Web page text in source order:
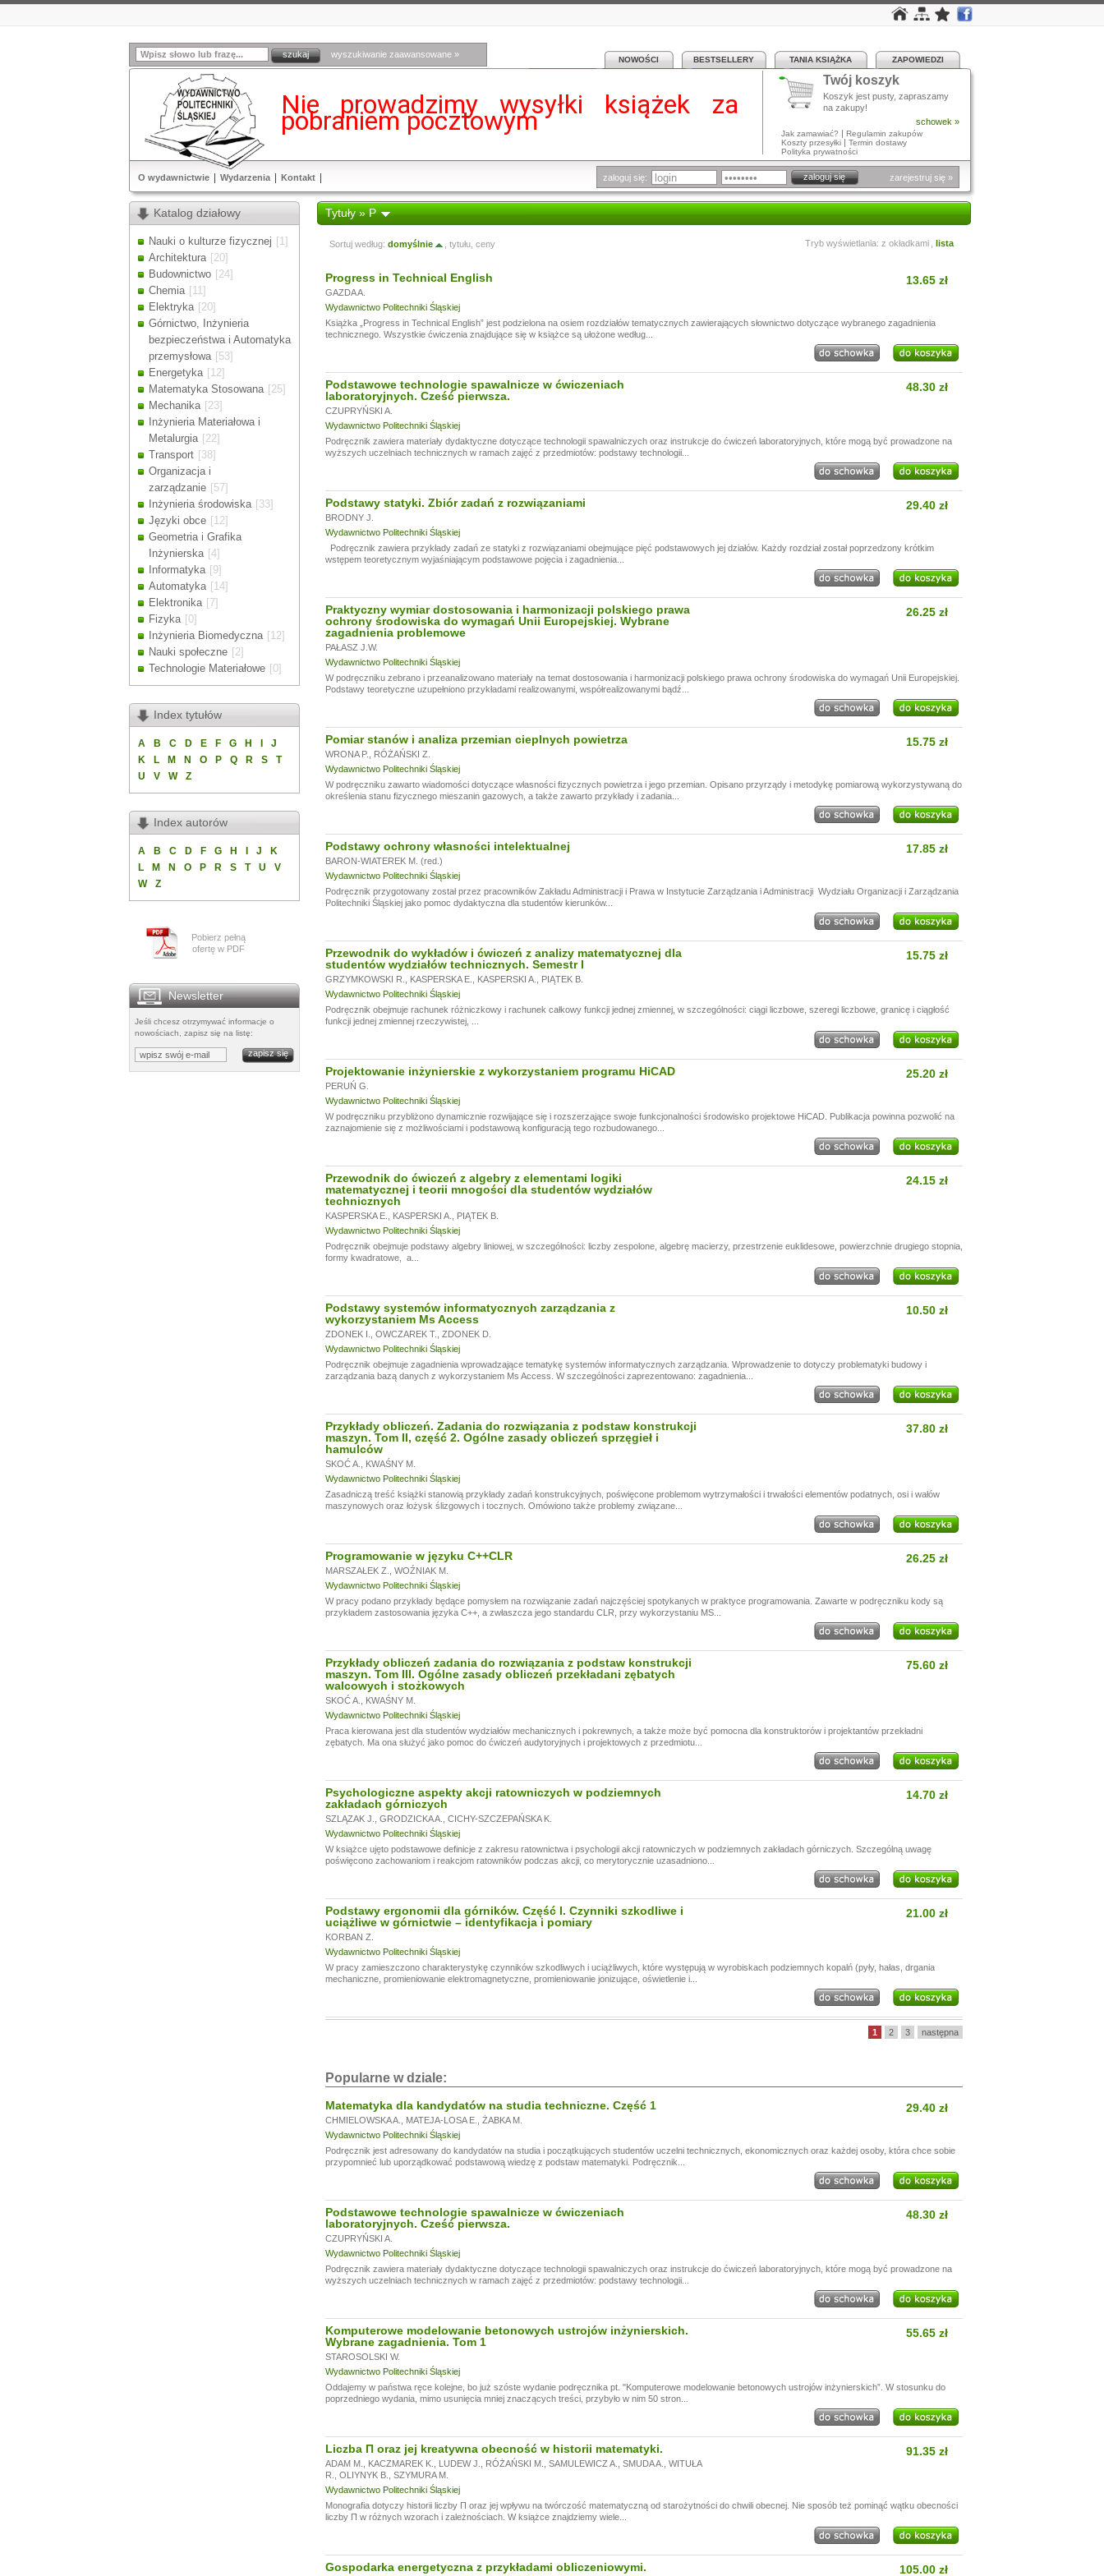
wyszukiwanie zaawansowane »
NOWOŚCI BESTSELLERY TANIA KSIĄŻKA ZAPOWIEDZI
Nie prowadzimy wysyłki książek za
pobraniem pocztowym
Drodzy Klienci!
Ze względu na przerwę wakacyjną, w dniach od
zamówienia mogą być realizowane z opóźnieniem.
Dziękujemy za wyrozumiałość.
Twój koszyk
Koszyk jest pusty, zapraszamy
na zakupy!
schowek »
Jak zamawiać? | Regulamin zakupów
Koszty przesyłki | Termin dostawy
Polityka prywatności
O wydawnictwie Wydarzenia Kontakt zaloguj się: zarejestruj się »
Katalog działowy
Nauki o kulturze fizycznej [1]
Architektura [20]
Budownictwo [24]
Chemia [11]
Elektryka [20]
Górnictwo, Inżynieria
bezpieczeństwa i Automatyka
przemysłowa [53]
Energetyka [12]
Matematyka Stosowana [25]
Mechanika [23]
Inżynieria Materiałowa i
Metalurgia [22]
Transport [38]
Organizacja i
zarządzanie [57]
Inżynieria środowiska [33]
Języki obce [12]
Geometria i Grafika
Inżynierska [4]
Informatyka [9]
Automatyka [14]
Elektronika [7]
Fizyka [0]
Inżynieria Biomedyczna [12]
Nauki społeczne [2]
Technologie Materiałowe [0]
Index tytułów
A B C D E F G H
J
K
L M N O P Q R S
T
U
V W Z
Index autorów
A B C D F G H J
K
L
M N O P R S T U
V
W
Z
Pobierz pełną
ofertę w PDF
Newsletter
Jeśli chcesz otrzymywać informacje o
nowościach, zapisz się na listę:
Tytuły » P
Sortuj według: domyślnie tytułu, ceny Tryb wyświetlania: z okładkami lista
Progress in Technical English
GAZDA A.
Wydawnictwo Politechniki Śląskiej
13.65 zł
Książka „Progress in Technical English” jest podzielona na osiem rozdziałów tematycznych zawierających słownictwo dotyczące wybranego zagadnienia
technicznego. Wszystkie ćwiczenia znajdujące się w książce są ułożone według...
Podstawowe technologie spawalnicze w ćwiczeniach
laboratoryjnych. Cześć pierwsza.
CZUPRYŃSKI A.
Wydawnictwo Politechniki Śląskiej
48.30 zł
Podręcznik zawiera materiały dydaktyczne dotyczące technologii spawalniczych oraz instrukcje do ćwiczeń laboratoryjnych, które mogą być prowadzone na
wyższych uczelniach technicznych w ramach zajęć z przedmiotów: podstawy technologii...
Podstawy statyki. Zbiór zadań z rozwiązaniami
BRODNY J.
Wydawnictwo Politechniki Śląskiej
29.40 zł
Podręcznik zawiera przykłady zadań ze statyki z rozwiązaniami obejmujące pięć podstawowych jej działów. Każdy rozdział został poprzedzony krótkim
wstępem teoretycznym wyjaśniającym podstawowe pojęcia i zagadnienia...
Praktyczny wymiar dostosowania i harmonizacji polskiego prawa
ochrony środowiska do wymagań Unii Europejskiej. Wybrane
zagadnienia problemowe
PAŁASZ J.W.
Wydawnictwo Politechniki Śląskiej
26.25 zł
W podręczniku zebrano i przeanalizowano materiały na temat dostosowania i harmonizacji polskiego prawa ochrony środowiska do wymagań Unii Europejskiej.
Podstawy teoretyczne uzupełniono przykładami realizowanymi, współrealizowanymi bądź...
Pomiar stanów i analiza przemian cieplnych powietrza
WRONA P.
RÓŻAŃSKI Z.
Wydawnictwo Politechniki Śląskiej
15.75 zł
W podręczniku zawarto wiadomości dotyczące własności fizycznych powietrza i jego przemian. Opisano przyrządy i metodykę pomiarową wykorzystywaną do
określenia stanu fizycznego mieszanin gazowych, a także zawarto przykłady i zadania...
Podstawy ochrony własności intelektualnej
BARON-WIATEREK M. (red.)
Wydawnictwo Politechniki Śląskiej
17.85 zł
Podręcznik przygotowany został przez pracowników Zakładu Administracji i Prawa w Instytucie Zarządzania i Administracji Wydziału Organizacji i Zarządzania
Politechniki Śląskiej jako pomoc dydaktyczna dla studentów kierunków...
Przewodnik do wykładów i ćwiczeń z analizy matematycznej dla
studentów wydziałów technicznych. Semestr I
GRZYMKOWSKI R. KASPERSKA E. KASPERSKI A.
PIĄTEK B.
Wydawnictwo Politechniki Śląskiej
15.75 zł
Podręcznik obejmuje rachunek różniczkowy i rachunek całkowy funkcji jednej zmiennej, w szczególności: ciągi liczbowe, szeregi liczbowe, granicę i ciągłość
funkcji jednej zmiennej rzeczywistej, ...
Projektowanie inżynierskie z wykorzystaniem programu HiCAD
PERUŃ G.
Wydawnictwo Politechniki Śląskiej
25.20 zł
W podręczniku przybliżono dynamicznie rozwijające się i rozszerzające swoje funkcjonalności środowisko projektowe HiCAD. Publikacja powinna pozwolić na
zaznajomienie się z możliwościami i podstawową konfiguracją tego rozbudowanego...
Przewodnik do ćwiczeń z algebry z elementami logiki
matematycznej i teorii mnogości dla studentów wydziałów
technicznych
KASPERSKA E. KASPERSKI A.
PIĄTEK B.
Wydawnictwo Politechniki Śląskiej
24.15 zł
Podręcznik obejmuje podstawy algebry liniowej, w szczególności: liczby zespolone, algebrę macierzy, przestrzenie euklidesowe, powierzchnie drugiego stopnia,
formy kwadratowe, a...
Podstawy systemów informatycznych zarządzania z
wykorzystaniem Ms Access
ZDONEK I. OWCZAREK T.
ZDONEK D.
Wydawnictwo Politechniki Śląskiej
10.50 zł
Podręcznik obejmuje zagadnienia wprowadzające tematykę systemów informatycznych zarządzania. Wprowadzenie to dotyczy problematyki budowy i
zarządzania bazą danych z wykorzystaniem Ms Access. W szczególności zaprezentowano: zagadnienia...
Przykłady obliczeń. Zadania do rozwiązania z podstaw konstrukcji
maszyn. Tom II, część 2. Ogólne zasady obliczeń sprzęgieł i
hamulców
SKOĆ A.
KWAŚNY M.
Wydawnictwo Politechniki Śląskiej
37.80 zł
Zasadniczą treść książki stanowią przykłady zadań konstrukcyjnych, poświęcone problemom wytrzymałości i trwałości elementów podatnych, osi i wałów
maszynowych oraz łożysk ślizgowych i tocznych. Omówiono także problemy związane...
Programowanie w języku C++CLR
MARSZAŁEK Z.
WOŹNIAK M.
Wydawnictwo Politechniki Śląskiej
26.25 zł
W pracy podano przykłady będące pomysłem na rozwiązanie zadań najczęściej spotykanych w praktyce programowania. Zawarte w podręczniku kody są
przykładem zastosowania języka C++, a zwłaszcza jego standardu CLR, przy wykorzystaniu MS...
Przykłady obliczeń zadania do rozwiązania z podstaw konstrukcji
maszyn. Tom III. Ogólne zasady obliczeń przekładani zębatych
walcowych i stożkowych
SKOĆ A.
KWAŚNY M.
Wydawnictwo Politechniki Śląskiej
75.60 zł
Praca kierowana jest dla studentów wydziałów mechanicznych i pokrewnych, a także może być pomocna dla konstruktorów i projektantów przekładni
zębatych. Ma ona służyć jako pomoc do ćwiczeń audytoryjnych i projektowych z przedmiotu...
Psychologiczne aspekty akcji ratowniczych w podziemnych
zakładach górniczych
SZLĄZAK J. GRODZICKA A.
CICHY-SZCZEPAŃSKA K.
Wydawnictwo Politechniki Śląskiej
14.70 zł
W książce ujęto podstawowe definicje z zakresu ratownictwa i psychologii akcji ratowniczych w podziemnych zakładach górniczych. Szczególną uwagę
poświęcono zachowaniom i reakcjom ratowników podczas akcji, co merytorycznie uzasadniono...
Podstawy ergonomii dla górników. Część I. Czynniki szkodliwe i
uciążliwe w górnictwie – identyfikacja i pomiary
KORBAN Z.
Wydawnictwo Politechniki Śląskiej
21.00 zł
W pracy zamieszczono charakterystykę czynników szkodliwych i uciążliwych, które występują w wyrobiskach podziemnych kopalń (pyły, hałas, drgania
mechaniczne, promieniowanie elektromagnetyczne, promieniowanie jonizujące, oświetlenie i...
1 2 3 następna
Popularne w dziale:
Matematyka dla kandydatów na studia techniczne. Część 1
CHMIELOWSKA A. MATEJA-LOSA E.
ŻABKA M.
Wydawnictwo Politechniki Śląskiej
29.40 zł
Podręcznik jest adresowany do kandydatów na studia i początkujących studentów uczelni technicznych, ekonomicznych oraz każdej osoby, która chce sobie
przypomnieć lub uporządkować podstawową wiedzę z podstaw matematyki. Podręcznik...
Podstawowe technologie spawalnicze w ćwiczeniach
laboratoryjnych. Cześć pierwsza.
CZUPRYŃSKI A.
Wydawnictwo Politechniki Śląskiej
48.30 zł
Podręcznik zawiera materiały dydaktyczne dotyczące technologii spawalniczych oraz instrukcje do ćwiczeń laboratoryjnych, które mogą być prowadzone na
wyższych uczelniach technicznych w ramach zajęć z przedmiotów: podstawy technologii...
Komputerowe modelowanie betonowych ustrojów inżynierskich.
Wybrane zagadnienia. Tom 1
STAROSOLSKI W.
Wydawnictwo Politechniki Śląskiej
55.65 zł
Oddajemy w państwa ręce kolejne, bo już szóste wydanie podręcznika pt. "Komputerowe modelowanie betonowych ustrojów inżynierskich”. W stosunku do
poprzedniego wydania, mimo usunięcia mniej znaczących treści, przybyło w nim 50 stron...
Liczba Π oraz jej kreatywna obecność w historii matematyki.
ADAM M. KACZMAREK K. LUDEW J. RÓŻAŃSKI M. SAMULEWICZ A. SMUDA A.
WITUŁA
R.
OLIYNYK B.
SZYMURA M.
Wydawnictwo Politechniki Śląskiej
91.35 zł
Monografia dotyczy historii liczby Π oraz jej wpływu na twórczość matematyczną od starożytności do chwili obecnej. Nie sposób też pominąć wątku obecności
liczby Π w różnych wzorach i zależnościach. W książce znajdziemy wiele...
Gospodarka energetyczna z przykładami obliczeniowymi. 105.00 zł